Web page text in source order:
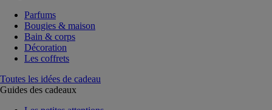
Parfums
Bougies & maison
Bain & corps
Décoration
Les coffrets
Toutes les idées de cadeau
Guides des cadeaux